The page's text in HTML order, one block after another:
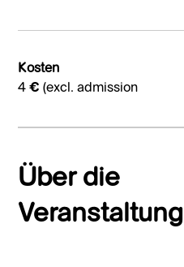
Kosten
4 € (excl. admission
Über die
Veranstaltung